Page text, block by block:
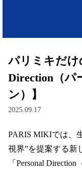
サングラス
補聴器
コンタクトレンズ
グッズ・小物
ブランドを探す
パリミキだけ
Direction（パ
ン）】
2025.09.17
PARIS MIKIでは、
視界”を提案する新
「Personal